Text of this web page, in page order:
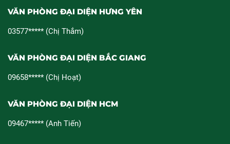
VĂN PHÒNG ĐẠI DIỆN HƯNG YÊN
03577***** (Chị Thắm)
VĂN PHÒNG ĐẠI DIỆN BẮC GIANG
09658***** (Chị Hoạt)
VĂN PHÒNG ĐẠI DIỆN HCM
09467***** (Anh Tiến)